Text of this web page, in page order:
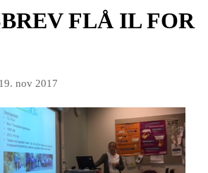
FLÅ IL FOR
19. nov 2017